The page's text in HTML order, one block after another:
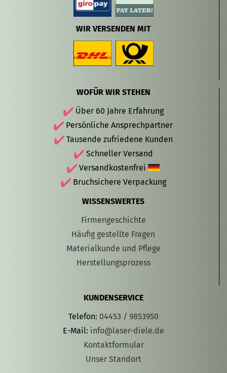
WIR VERSENDEN MIT
WOFÜR WIR STEHEN
Über 60 Jahre Erfahrung
Persönliche Ansprechpartner
Tausende zufriedene Kunden
Schneller Versand
Versandkostenfrei
Bruchsichere Verpackung
WISSENSWERTES
Firmengeschichte
Häufig gestellte Fragen
Materialkunde und Pflege
Herstellungsprozess
KUNDENSERVICE
Telefon: 04453 / 9853950
E-Mail: info@laser-diele.de
Kontaktformular
Unser Standort